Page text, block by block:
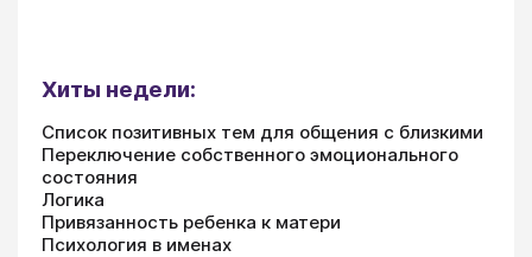
Хиты недели:
Список позитивных тем для общения с близкими
Переключение собственного эмоционального
состояния
Логика
Привязанность ребенка к матери
Психология в именах